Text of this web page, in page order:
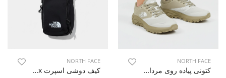
NORTH FACE
کتونی پیاده روی مردانه نورث فیس Wave Walk M
NORTH FACE
کیف دوشی اسپرت Unisex نورث فیس Kova Hold U